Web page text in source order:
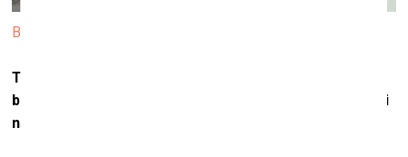
Barong. © 2021 KIWIE™
Tātad, tas, ko jūs radījāt un nupat arī pārdevāt izsolē,
bija konkrēti ielu mākslas darbi, kuriem kā piedeva līdzi
nāca kustīgi, digitāli Kiwie monstri?